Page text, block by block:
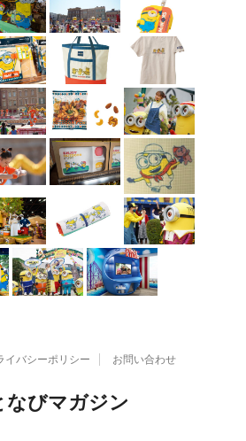
イバシーポリシー お問い合わせ
なびマガジン